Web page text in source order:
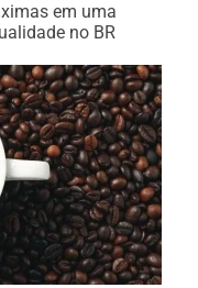
em uma
no BR